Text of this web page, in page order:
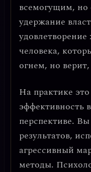
всемогущим, но
удержание
человека,
огнем, но
На практике
эффективность
перспективе. Вы
результатов,
агрессивный
методы.